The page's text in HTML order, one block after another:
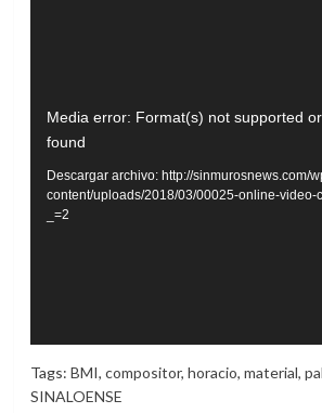
Reproductor
de
vídeo
Media error: Format(s) not supported
found
Descargar archivo: http://sinmurosnews.com/
content/uploads/2018/03/00025-online-video-
_=2
Tags: BMI, compositor, horacio, material,
SINALOENSE